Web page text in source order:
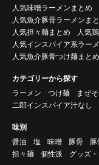
人気味噌ラーメンまとめ
人気魚介豚骨ラーメンま
人気担々麺まとめ
人気
人気インスパイア系ラー
人気魚介豚骨つけ麺まとめ
カテゴリーから探す
ラーメン
つけ麺 まぜ
二郎インスパイア汁なし
味別
醤油
塩 味噌 豚骨 豚
担々麺
個性派 グッズ